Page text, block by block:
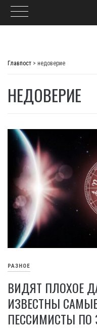
Главпост > недоверие
НЕДОВЕРИЕ
РАЗНОЕ
ВИДЯТ ПЛОХОЕ
ИЗВЕСТНЫ
ПЕССИМИСТЫ ПО